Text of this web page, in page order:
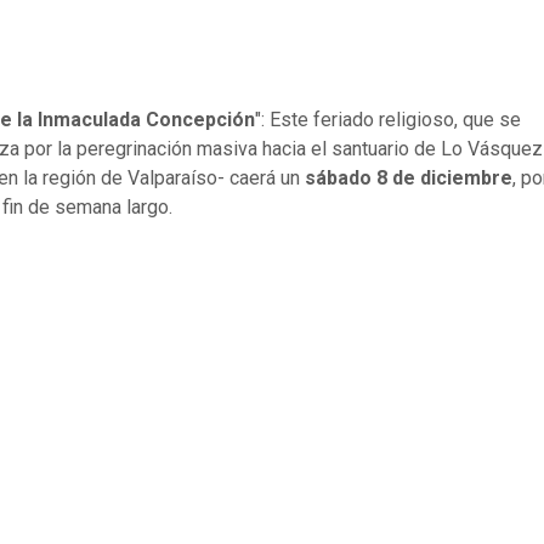
la Inmaculada Concepción": Este feriado religioso, que se
por la peregrinación masiva hacia el santuario de Lo
la región de Valparaíso- caerá un sábado 8 de diciembre,
de semana largo.